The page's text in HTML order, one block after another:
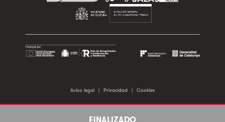
FINALIZADO
Aviso legal | Privacidad | Cookies
©2026 Sala Apolo. Todos los derechos reservados.